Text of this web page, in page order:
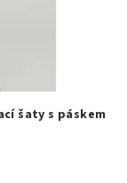
šaty s páskem